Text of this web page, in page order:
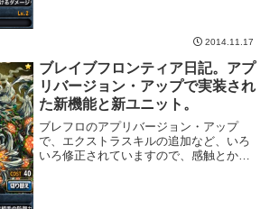
2014.11.17
ブレイブフロンティア日記。アプ
リバージョン・アップで実装され
た新機能と新ユニット。
ブレフロのアプリバージョン・アップ
で、エクストラスキルの追加など、いろ
いろ修正されていますので、感触とかま